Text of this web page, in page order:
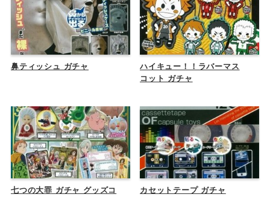
鼻ティッシュ ガチャ
ハイキュー！！ラバーマス
コット ガチャ
七つの大罪 ガチャ グッズコ
カセットテープ ガチャ